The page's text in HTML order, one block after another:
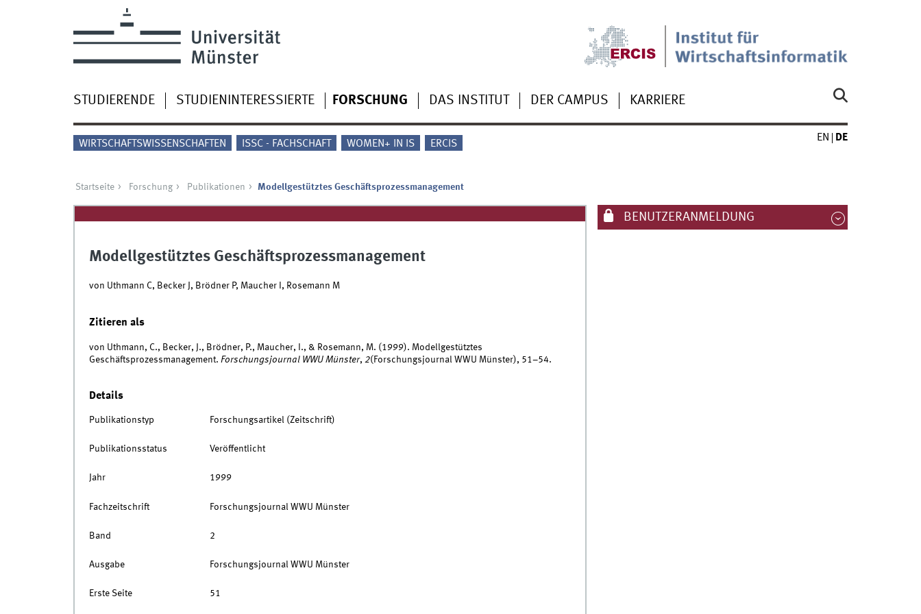
STUDIERENDE STUDIENINTERESSIERTE FORSCHUNG DAS INSTITUT DER CAMPUS KARRIERE
WIRTSCHAFTSWISSENSCHAFTEN ISSC - FACHSCHAFT WOMEN+ IN IS ERCIS
EN DE
Startseite Forschung Publikationen Modellgestütztes Geschäftsprozessmanagement
Modellgestütztes Geschäftsprozessmanagement
von Uthmann C, Becker J, Brödner P, Maucher I, Rosemann M
Zitieren als
von Uthmann, C., Becker, J., Brödner, P., Maucher, I., & Rosemann, M. (1999). Modellgestütztes
Geschäftsprozessmanagement. Forschungsjournal WWU Münster, 2(Forschungsjournal WWU Münster), 51–54.
Details
Publikationstyp Forschungsartikel (Zeitschrift)
Publikationsstatus Veröffentlicht
Jahr 1999
Fachzeitschrift Forschungsjournal WWU Münster
Band 2
Ausgabe Forschungsjournal WWU Münster
Erste Seite 51
BENUTZERANMELDUNG